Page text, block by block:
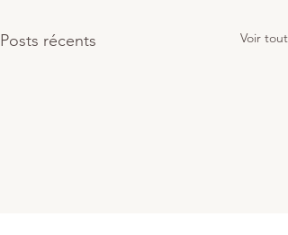
Posts récents Voir tout